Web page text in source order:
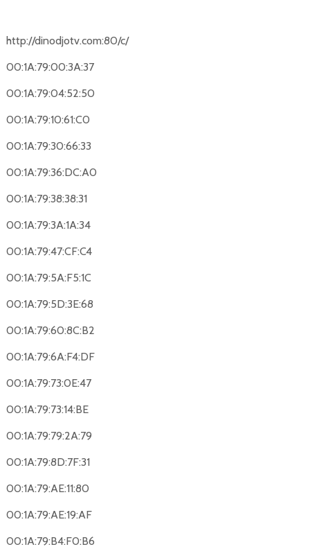
http://dinodjotv.com:80/c/
00:1A:79:00:3A:37
00:1A:79:04:52:50
00:1A:79:10:61:C0
00:1A:79:30:66:33
00:1A:79:36:DC:A0
00:1A:79:38:38:31
00:1A:79:3A:1A:34
00:1A:79:47:CF:C4
00:1A:79:5A:F5:1C
00:1A:79:5D:3E:68
00:1A:79:60:8C:B2
00:1A:79:6A:F4:DF
00:1A:79:73:0E:47
00:1A:79:73:14:BE
00:1A:79:79:2A:79
00:1A:79:8D:7F:31
00:1A:79:AE:11:80
00:1A:79:AE:19:AF
00:1A:79:B4:F0:B6